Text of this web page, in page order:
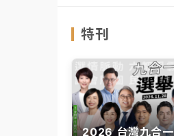
特刊
2026 台灣九合